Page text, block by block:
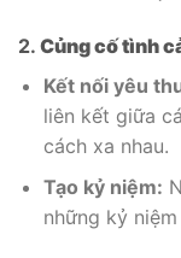
2. Củng cố tình
Kết nối yêu
liên kết giữa
cách xa nhau.
Tạo kỷ niệm:
những kỷ